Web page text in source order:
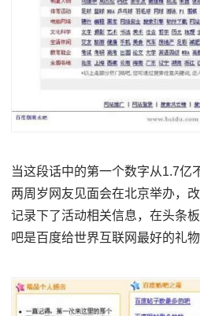
当这段话中的第一个数字从1.7亿
两周岁网友见面会在北京举办，
记录下了活动相关信息，在头条
吧是百度给世界互联网最好的礼物